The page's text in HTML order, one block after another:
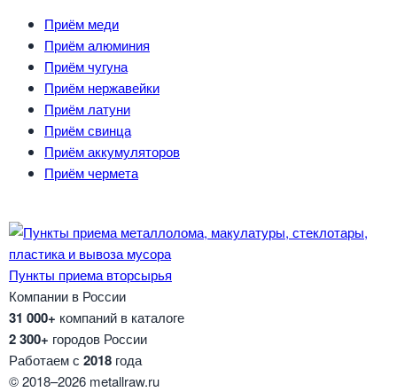
Приём меди
Приём алюминия
Приём чугуна
Приём нержавейки
Приём латуни
Приём свинца
Приём аккумуляторов
Приём чермета
Пункты приема вторсырья
Компании в России
31 000+ компаний в каталоге
2 300+ городов России
Работаем с 2018 года
© 2018–2026 metallraw.ru